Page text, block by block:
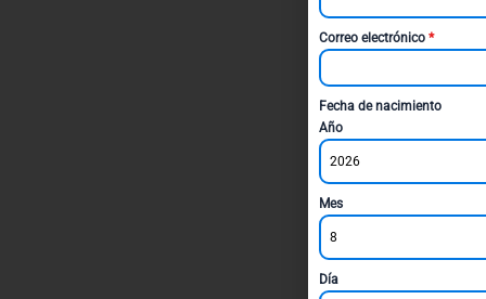
Correo electrónico *
Fecha de nacimiento
Año
2026
Mes
8
Día